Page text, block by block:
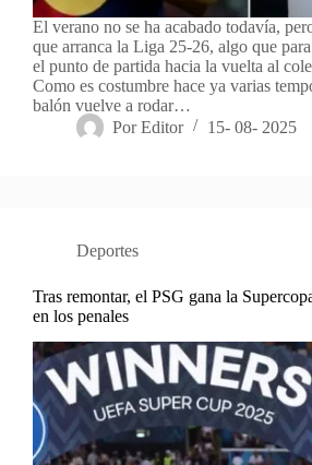
El verano no se ha acabado todavía,
que arranca la Liga 25-26, algo que
el punto de partida hacia la vuelta al
Como es costumbre hace ya varias
balón vuelve a rodar…
Por Editor 15- 08- 2025
Deportes
Tras remontar, el PSG gana la
en los penales